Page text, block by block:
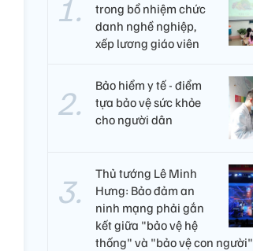
trong bổ nhiệm chức
danh nghề nghiệp,
xếp lương giáo viên
Bảo hiểm y tế - điểm
tựa bảo vệ sức khỏe
cho người dân
Thủ tướng Lê Minh
Hưng: Bảo đảm an
ninh mạng phải gắn
kết giữa "bảo vệ hệ
thống" và "bảo vệ con người"